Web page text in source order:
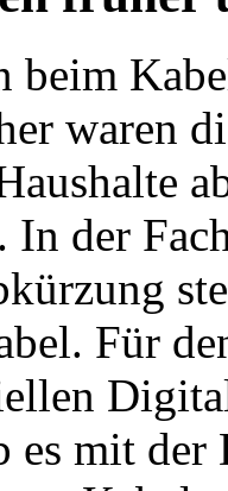
beim
waren
In der
Für
es mit der